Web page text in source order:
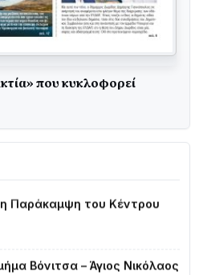
που κυκλοφορεί
στο Λυγιά Ναυπάκτου